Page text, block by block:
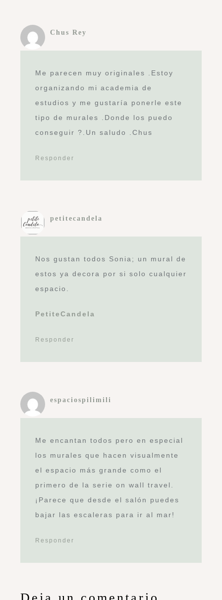
Chus Rey
Me parecen muy originales .Estoy
organizando mi academia de
estudios y me gustaría ponerle este
tipo de murales .Donde los puedo
conseguir ?.Un saludo .Chus
Responder
petitecandela
Nos gustan todos Sonia; un mural de
estos ya decora por si solo cualquier
espacio.
PetiteCandela
Responder
espaciospilimili
Me encantan todos pero en especial
los murales que hacen visualmente
el espacio más grande como el
primero de la serie on wall travel.
¡Parece que desde el salón puedes
bajar las escaleras para ir al mar!
Responder